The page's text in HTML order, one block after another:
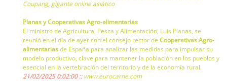
Coupang, gigante online asiático
Planas y Cooperativas Agro-alimentarias
El ministro de Agricultura, Pesca y Alimentación, Luis Planas, se
reunió en el día de ayer con el consejo rector de Cooperativas Agro-
alimentariasde España para analizar las medidas para impulsar su
modelo productivo, clave para mantener la población en los pueblos y
esencial en la vertebración del territorio y de la economía rural.
21/02/2025 0:02:00 ::www.eurocarne.com